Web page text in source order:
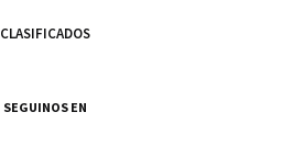
CLASIFICADOS
SEGUINOS EN